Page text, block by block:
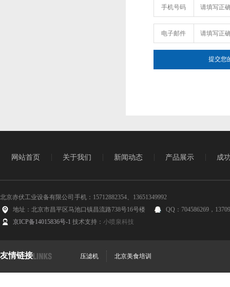
手机号码
电子邮件
网站首页 关于我们 新闻动态 产品展示 成
北京赤伏工业设备有限公司 手机：15712882354、13651349992
地址：北京市昌平区马池口镇昌流路738号16号楼
QQ：704586269，
京ICP备14015836号-1 技术支持： 小喷泉科技
友情链接 压滤机 北京美食培训